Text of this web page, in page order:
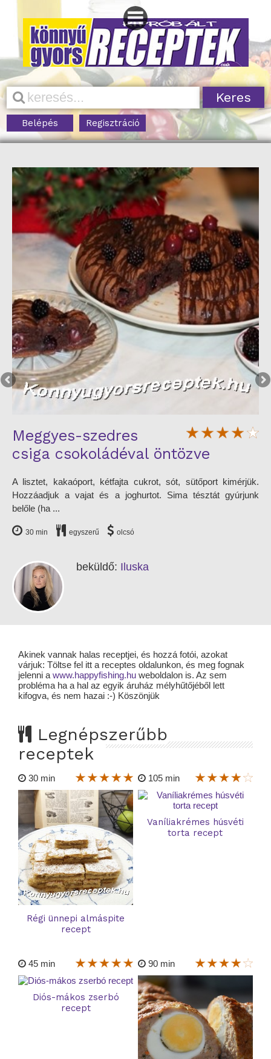
Belépés Regisztráció
a
Meggyes-szedres
csiga csokoládéval öntözve
A lisztet, kakaóport, kétfajta cukrot, sót, sütőport kimérjük.
Hozzáadjuk a vajat és a joghurtot. Sima tésztát gyúrjunk
belőle (ha ...
30 min egyszerű olcsó
beküldő: Iluska
Akinek vannak halas receptjei, és hozzá fotói, azokat
várjuk: Töltse fel itt a receptes oldalunkon, és meg fognak
jelenni a www.happyfishing.hu weboldalon is. Az sem
probléma ha a hal az egyik áruház mélyhűtőjéből lett
kifogva, és nem hazai :-) Köszönjük
Legnépszerűbb
receptek
30 min
Régi ünnepi almáspite
recept
105 min
Vaníliakrémes húsvéti
torta recept
45 min
Diós-mákos zserbó
recept
90 min